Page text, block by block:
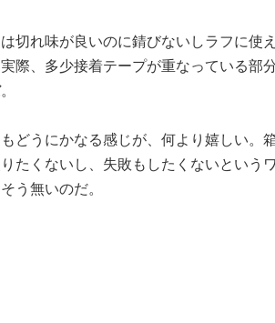
切れ味が良いのに錆びないしラフに使
際、多少接着テープが重なっている部分
。
どうにかなる感じが、何より嬉しい。
たくないし、失敗もしたくないという
う無いのだ。